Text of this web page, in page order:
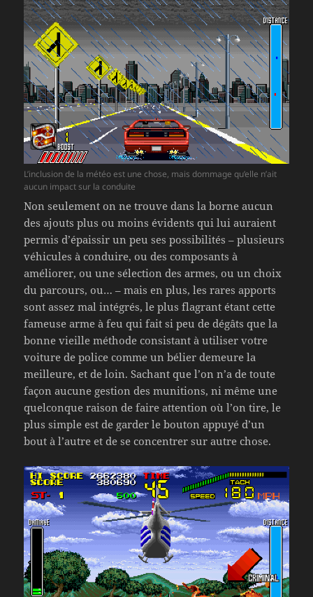
L’inclusion de la météo est une chose, mais dommage qu’elle n’ait
aucun impact sur la conduite
Non seulement on ne trouve dans la borne aucun
des ajouts plus ou moins évidents qui lui auraient
permis d’épaissir un peu ses possibilités – plusieurs
véhicules à conduire, ou des composants à
améliorer, ou une sélection des armes, ou un choix
du parcours, ou… – mais en plus, les rares apports
sont assez mal intégrés, le plus flagrant étant cette
fameuse arme à feu qui fait si peu de dégâts que la
bonne vieille méthode consistant à utiliser votre
voiture de police comme un bélier demeure la
meilleure, et de loin. Sachant que l’on n’a de toute
façon aucune gestion des munitions, ni même une
quelconque raison de faire attention où l’on tire, le
plus simple est de garder le bouton appuyé d’un
bout à l’autre et de se concentrer sur autre chose.